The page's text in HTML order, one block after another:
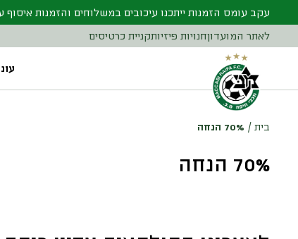
עקב עומס הזמנות ייתכנו עיכובים במשלוחים והזמנות איסוף
לאתר המועדוןחנויות פיזיותקניית כרטיסים
עונת
בית / 70% הנחה
70% הנחה